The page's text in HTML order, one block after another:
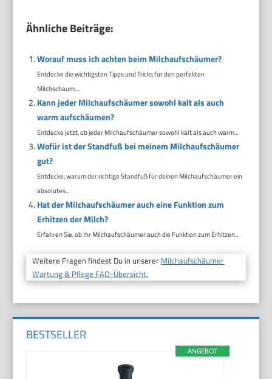
Ähnliche Beiträge:
Worauf muss ich achten beim Milchaufschäumer?
Entdecke die wichtigsten Tipps und Tricks für den perfekten
Milchschaum....
Kann jeder Milchaufschäumer sowohl kalt als auch
warm aufschäumen?
Entdecke jetzt, ob jeder Milchaufschäumer sowohl kalt als auch warm...
Wofür ist der Standfuß bei meinem Milchaufschäumer
gut?
Entdecke, warum der richtige Standfuß für deinen Milchaufschäumer ein
absolutes...
Hat der Milchaufschäumer auch eine Funktion zum
Erhitzen der Milch?
Erfahren Sie, ob Ihr Milchaufschäumer auch die Funktion zum Erhitzen...
Weitere Fragen findest Du in unserer Milchaufschäumer
Wartung & Pflege FAQ-Übersicht.
BESTSELLER
ANGEBOT